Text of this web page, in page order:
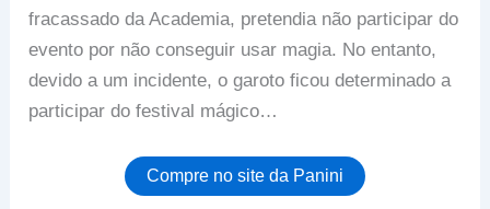
fracassado da Academia, pretendia não participar do
evento por não conseguir usar magia. No entanto,
devido a um incidente, o garoto ficou determinado a
participar do festival mágico…
Compre no site da Panini